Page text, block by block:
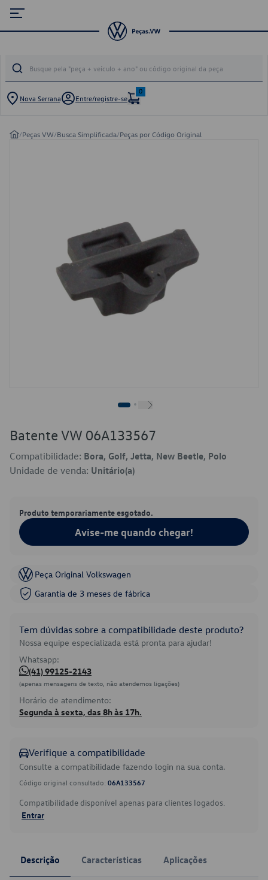
Nova Serrana Entre/registre-se
0
/Peças VW/Busca Simplificada/Peças por Código Original
Batente VW 06A133567
Compatibilidade: Bora, Golf, Jetta, New Beetle, Polo
Unidade de venda: Unitário(a)
Produto temporariamente esgotado.
Avise-me quando chegar!
Peça Original Volkswagen
Garantia de 3 meses de fábrica
Tem dúvidas sobre a compatibilidade deste produto?
Nossa equipe especializada está pronta para ajudar!
Whatsapp:
(41) 99125-2143
(apenas mensagens de texto, não atendemos ligações)
Horário de atendimento:
Segunda à sexta, das 8h às 17h.
Verifique a compatibilidade
Consulte a compatibilidade fazendo login na sua conta.
Código original consultado: 06A133567
Compatibilidade disponível apenas para clientes logados.
Entrar
Descrição Características Aplicações